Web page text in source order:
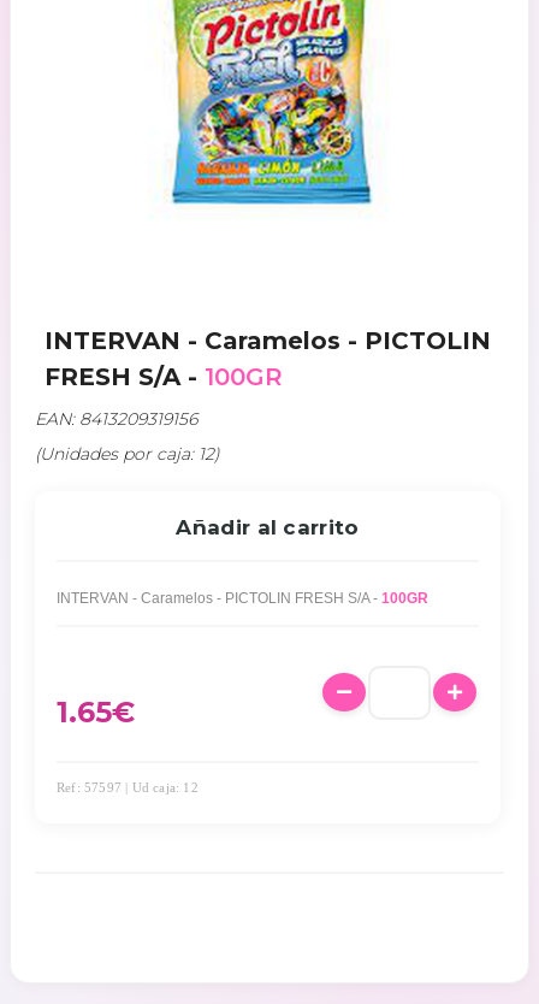
INTERVAN - Caramelos - PICTOLIN
FRESH S/A - 100GR
EAN: 8413209319156
(Unidades por caja: 12)
Añadir al carrito
INTERVAN - Caramelos - PICTOLIN FRESH S/A - 100GR
1.65€
Ref: 57597 | Ud caja: 12